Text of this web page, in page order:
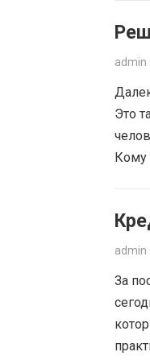
admin
Это
admin
За